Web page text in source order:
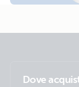
Orion-Tr
Orion-Tr
Dove